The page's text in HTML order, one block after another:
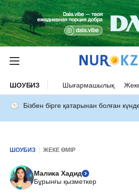
ШОУБИЗ Шығармашылық
Бізбен бірге қатарынан болған
ШОУБИЗ ЖЕКЕ ӨМІР
Малика Хадид
Бұрынғы қызметкер